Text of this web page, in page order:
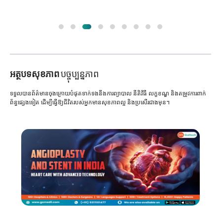
អត្ថបទសុខភាពបច្ចុប្បន្នភាព
ទទួលបានព័ត៌មានចុងក្រោយបំផុតទាក់ទងនឹងការព្យាបាល នីតិវិធី លក្ខខណ្ឌ និងតម្រូវការពាក់
ព័ន្ធផ្សេងទៀត ដើម្បីធ្វើឱ្យជីវិតរបស់អ្នកមានសុខភាពល្អ និងប្រសើរជាងមុន។